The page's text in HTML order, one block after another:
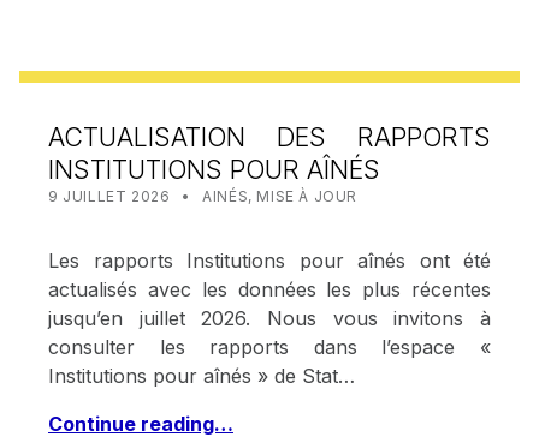
ACTUALISATION DES RAPPORTS
INSTITUTIONS POUR AÎNÉS
POSTED ON:
9 JUILLET 2026 WRITTEN BY:
STAT IRISCARE
CATEGORIZED IN:
AINÉS, MISE À JOUR
Les rapports Institutions pour aînés ont été
actualisés avec les données les plus récentes
jusqu’en juillet 2026. Nous vous invitons à
consulter les rapports dans l’espace «
Institutions pour aînés » de Stat…
Continue reading…